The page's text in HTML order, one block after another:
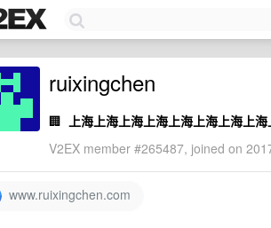
ruixingchen
🏢 上海上海上海上海上海上海上海上
V2EX member #265487, joined on
www.ruixingchen.com